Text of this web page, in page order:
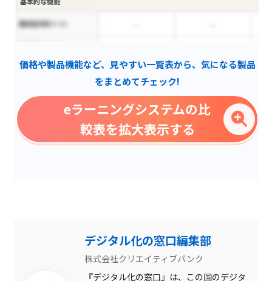
脆弱性診断ツール
インターネット接続不要
特定URL除外
価格や製品機能など、見やすい一覧表から、気になる製品
をまとめてチェック!
eラーニングシステムの比
較表を拡大表示する
デジタル化の窓口編集部
株式会社クリエイティブバンク
『デジタル化の窓口』は、この国のデジタ